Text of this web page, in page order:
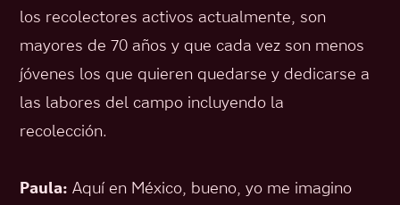
los recolectores activos actualmente, son
mayores de 70 años y que cada vez son menos
jóvenes los que quieren quedarse y dedicarse a
las labores del campo incluyendo la
recolección.
Paula: Aquí en México, bueno, yo me imagino